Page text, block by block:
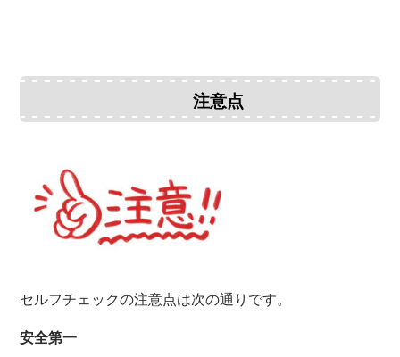
注意点
セルフチェックの注意点は次の通りです。
安全第一